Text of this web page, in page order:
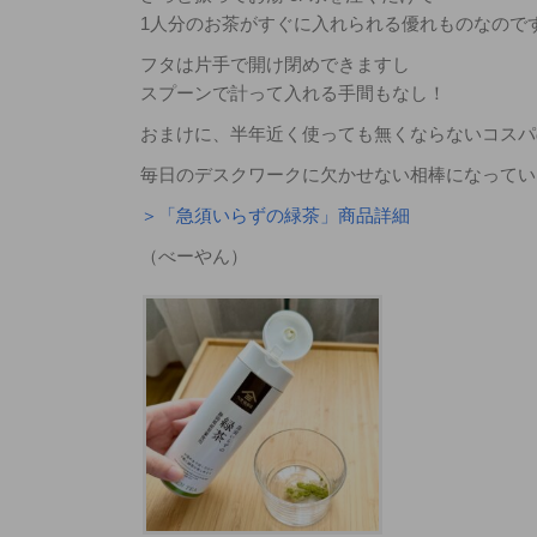
1人分のお茶がすぐに入れられる優れものなので
フタは片手で開け閉めできますし
スプーンで計って入れる手間もなし！
おまけに、半年近く使っても無くならないコス
毎日のデスクワークに欠かせない相棒になって
＞「急須いらずの緑茶」商品詳細
（べーやん）